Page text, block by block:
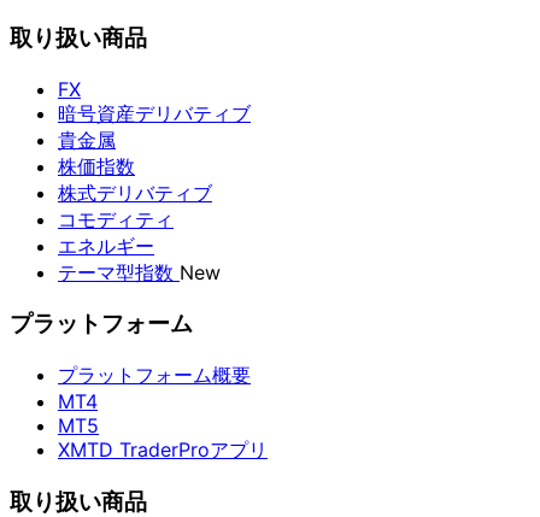
取り扱い商品
FX
暗号資産デリバティブ
貴金属
株価指数
株式デリバティブ
コモディティ
エネルギー
テーマ型指数 New
プラットフォーム
プラットフォーム概要
MT4
MT5
XMTD TraderProアプリ
取り扱い商品